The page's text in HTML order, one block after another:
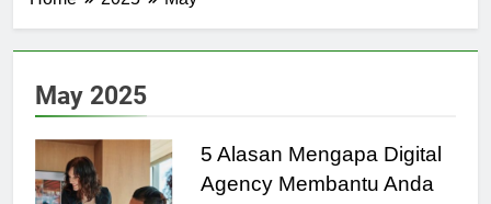
May 2025
5 Alasan Mengapa Digital
Agency Membantu Anda